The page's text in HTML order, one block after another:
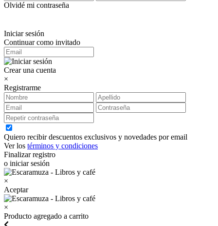
Olvidé mi contraseña
Iniciar sesión
Continuar como invitado
Crear una cuenta
×
Registrarme
Quiero recibir descuentos exclusivos y novedades por email
Ver los términos y condiciones
Finalizar registro
o iniciar sesión
×
Aceptar
×
Producto agregado a carrito